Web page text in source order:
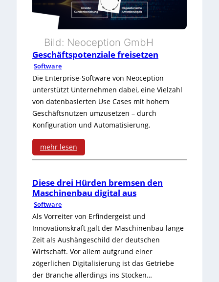
i
i
n
g
k
e
r
d
e
n
M
a
s
c
h
i
n
e
e
l
o
s
e
s
S
o
t
w
a
r
e
t
Bild: Neoception GmbH
Geschäftspotenziale freisetzen
Software
Die Enterprise-Software von Neoception
unterstützt Unternehmen dabei, eine Vielzahl
von datenbasierten Use Cases mit hohem
Geschäftsnutzen umzusetzen – durch
Konfiguration und Automatisierung.
mehr lesen
:
G
e
s
c
h
ä
Diese drei Hürden bremsen den
Maschinenbau digital aus
Software
Als Vorreiter von Erfindergeist und
Innovationskraft galt der Maschinenbau lange
Zeit als Aushängeschild der deutschen
Wirtschaft. Vor allem aufgrund einer
zögerlichen Digitalisierung ist das Getriebe
der Branche allerdings ins Stocken…